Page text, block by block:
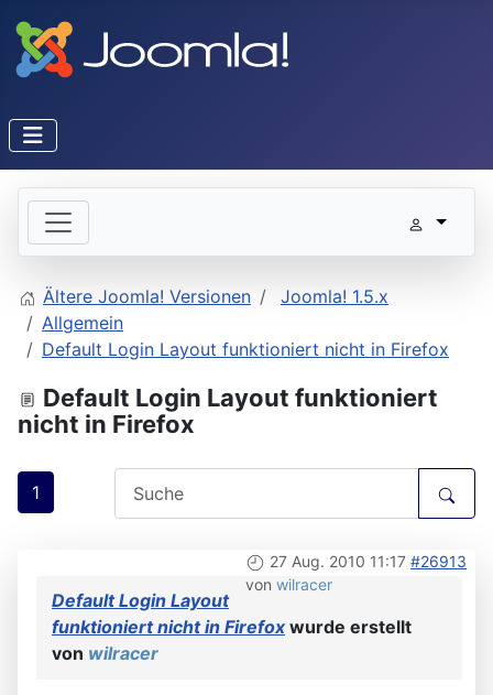
Ältere Joomla! Versionen
Joomla! 1.5.x
Allgemein
Default Login Layout funktioniert nicht in Firefox
Default Login Layout funktioniert
nicht in Firefox
1
27 Aug. 2010 11:17 #26913
von wilracer
Default Login Layout
funktioniert nicht in Firefoxwurde erstellt
von wilracer